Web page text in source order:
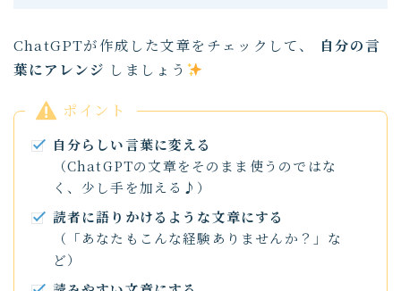
ChatGPTが作成した文章をチェックして、
自分の言
葉にアレンジ しましょう
ポイント
自分らしい言葉に変える
（ChatGPTの文章をそのまま使うのではな
く、少し手を加える♪）
読者に語りかけるような文章にする
（「あなたもこんな経験ありませんか？」な
ど）